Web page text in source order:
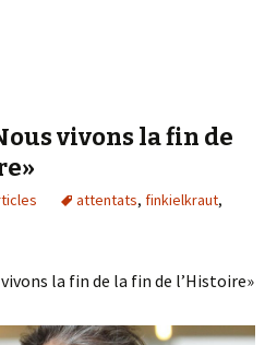
vivons la fin de
attentats, finkielkraut,
la fin de la fin de l’Histoire»